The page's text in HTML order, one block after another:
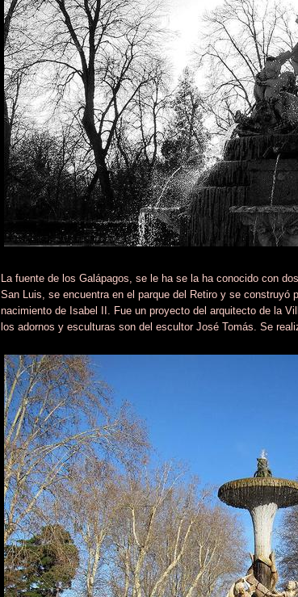
La fuente de los Galápagos, se le ha se la ha conocido con
San Luis, se encuentra en el parque del Retiro y se construyó
nacimiento de Isabel II. Fue un proyecto del arquitecto de la
los adornos y esculturas son del escultor José Tomás. Se